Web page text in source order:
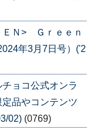
ＥＮ> Ｇｒｅｅｎ
年3月7日号）('2
ョコ公式オンラ
品やコンテンツ
02) (0769)